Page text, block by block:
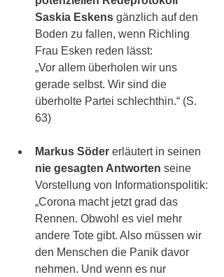
Saskia Eskens gänzlich auf den
Boden zu fallen, wenn Richling
Frau Esken reden lässt:
„Vor allem überholen wir uns
gerade selbst. Wir sind die
überholte Partei schlechthin.“ (S.
63)
Markus Söder erläutert in seinen
nie gesagten Antworten seine
Vorstellung von Informationspolitik:
„Corona macht jetzt grad das
Rennen. Obwohl es viel mehr
andere Tote gibt. Also müssen wir
den Menschen die Panik davor
nehmen. Und wenn es nur